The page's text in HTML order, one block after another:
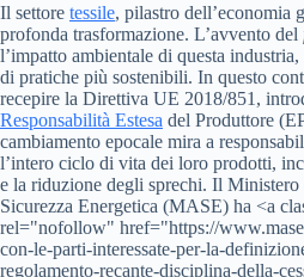
Il settore tessile, pilastro dell’economia
profonda trasformazione. L’avvento del
l’impatto ambientale di questa
di pratiche più sostenibili. In questo
recepire la Direttiva UE 2018/851,
Responsabilità Estesa del Produttore
cambiamento epocale mira a
l’intero ciclo di vita dei loro prodotti,
e la riduzione degli sprechi. Il Ministero
Sicurezza Energetica (MASE) ha <a
rel="nofollow" href="https://
con-le-parti-interessate-per-la-
regolamento-recante-disciplina-della-